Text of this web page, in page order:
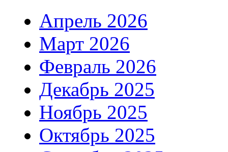
Апрель 2026
Март 2026
Февраль 2026
Декабрь 2025
Ноябрь 2025
Октябрь 2025